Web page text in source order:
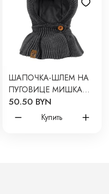
ШАПОЧКА-ШЛЕМ НА
ПУГОВИЦЕ МИШКА
46-48/50 СМ ЦВЕТ:
ГРАФИТ 3090-53
50.50 BYN
Купить